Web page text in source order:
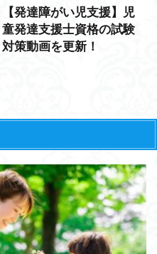
【発達障がい児支援】児
童発達支援士資格の試験
対策動画を更新！